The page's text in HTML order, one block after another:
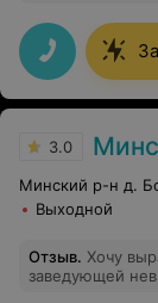
3.0
Минский р-н д.
Выходной
Отзыв. Хочу
заведующей